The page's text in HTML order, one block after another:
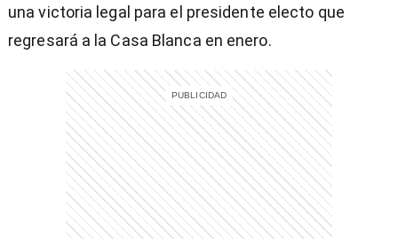
una victoria legal para el presidente electo que
regresará a la Casa Blanca en enero.